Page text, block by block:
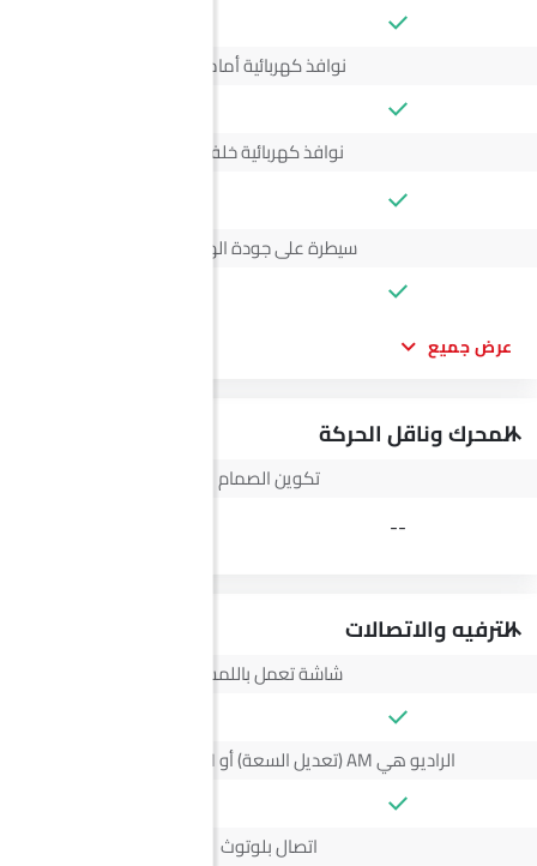
نوافذ كهربائية أمامية
نوافذ كهربائية خلفية
سيطرة على جودة الهواء
عرض جميع
المحرك وناقل الحركة
تكوين الصمام
--
الترفيه والاتصالات
شاشة تعمل باللمس
الراديو هي AM (تعديل السعة) أو FM (تضمين التردد)،
اتصال بلوتوث